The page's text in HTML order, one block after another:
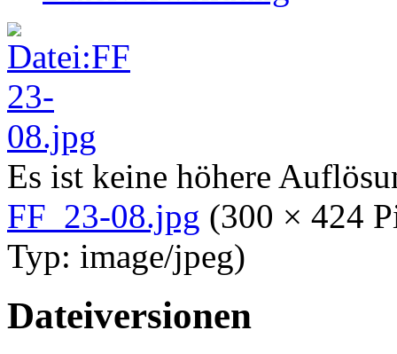
Es ist keine höhere
FF_23-08.jpg (300 × 424
Typ: image/jpeg)
Dateiversionen